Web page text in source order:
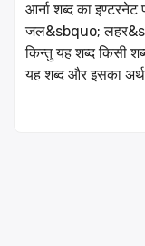
आर्ना शब्द का
जल&sbquo;
किन्तु यह शब्द किसी
यह शब्द और इसका